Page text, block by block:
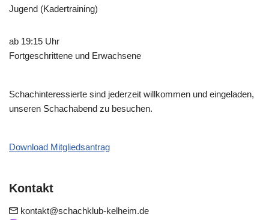
Jugend (Kadertraining)
ab 19:15 Uhr
Fortgeschrittene und Erwachsene
Schachinteressierte sind jederzeit willkommen und eingeladen,
unseren Schachabend zu besuchen.
Download Mitgliedsantrag
Kontakt
kontakt@schachklub-kelheim.de